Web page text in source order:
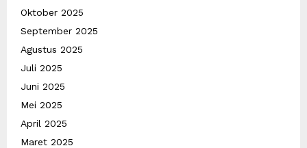
Oktober 2025
September 2025
Agustus 2025
Juli 2025
Juni 2025
Mei 2025
April 2025
Maret 2025